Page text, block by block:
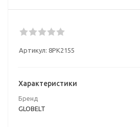
Артикул: 8PK2155
Характеристики
Бренд
GLOBELT